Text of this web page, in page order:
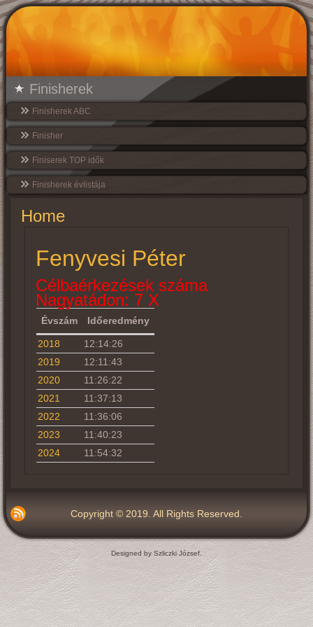
Finisherek
Finisherek ABC
Finisher
Finiserek TOP idők
Finisherek évlistája
Home
Fenyvesi Péter
Célbaérkezések száma
Nagyatádon: 7 X
Évszám Időeredmény
2018
12:14:26
2019
12:11:43
2020
11:26:22
2021
11:37:13
2022
11:36:06
2023
11:40:23
2024
11:54:32
Copyright © 2019. All Rights Reserved.
Designed by Szliczki József.